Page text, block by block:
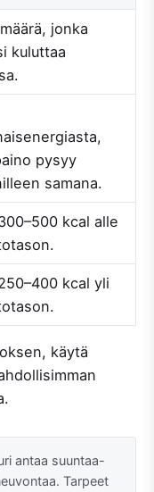
jonka
kuluttaa
pysyy
samana.
kcal alle
kcal yli
käytä
antaa suuntaa-
Tarpeet